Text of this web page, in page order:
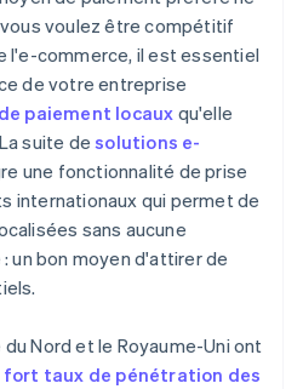
voulez être compétitif
l'e-commerce, il est essentiel
de votre entreprise
paiement locaux qu'elle
suite desolutions e-
une fonctionnalité de prise
internationaux qui permet de
sans aucune
un bon moyen d'attirer de
Nord et le Royaume-Uni ont
fort taux de pénétration des